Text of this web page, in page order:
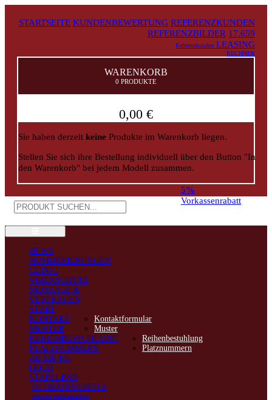
STARTSEITE KUNDENBEWERTUNG REFERENZKUNDEN
REFERENZBILDER 17.659
Referenzkunden LEASING
RECHNER
WARENKORB
0 PRODUKTE
0,00 €
Sie haben derzeit keine Produkte im Warenkorb liegen.
Stellen Sie sich ihre Bestellung individuell über den Button "In
den Warenkorb" bei jedem Modell zusammen.
5%
Vorkassenrabatt
NEWS
NUMMERIERUNGEN
CLINIC
VIRENSCHUTZ
MONTAGE &
VERTRAGEN
START
KONTAKT
MUSTER
Kontaktformular
Muster
REIHENBESTUHLUNG
PLATZNUMMERN
Reihenbestuhlung
Platznummern
AB 120 KG
HOCH
STAPELBAR
B1 BRANDSCHUTZ
schwer entflammbar